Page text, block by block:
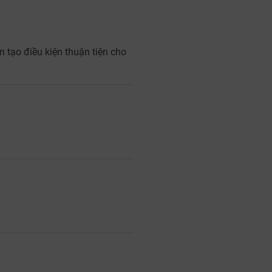
tạo điều kiện thuận tiện cho